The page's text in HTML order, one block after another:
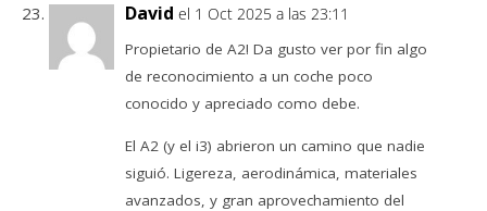
David el 1 Oct 2025 a las 23:11
Propietario de A2! Da gusto ver por fin algo
de reconocimiento a un coche poco
conocido y apreciado como debe.
El A2 (y el i3) abrieron un camino que nadie
siguió. Ligereza, aerodinámica, materiales
avanzados, y gran aprovechamiento del